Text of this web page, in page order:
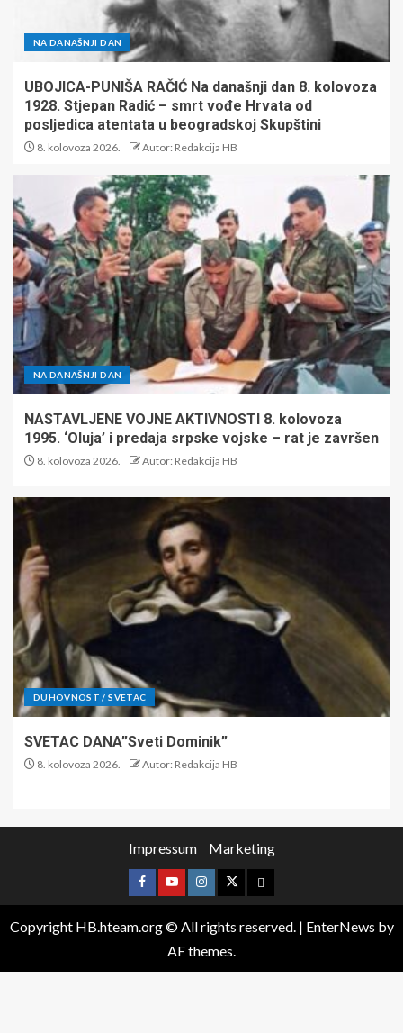
NA DANAŠNJI DAN
UBOJICA-PUNIŠA RAČIĆ Na današnji dan 8. kolovoza
1928. Stjepan Radić – smrt vođe Hrvata od
posljedica atentata u beogradskoj Skupštini
8. kolovoza 2026. Autor: Redakcija HB
NA DANAŠNJI DAN
NASTAVLJENE VOJNE AKTIVNOSTI 8. kolovoza
1995. ‘Oluja’ i predaja srpske vojske – rat je završen
8. kolovoza 2026. Autor: Redakcija HB
DUHOVNOST / SVETAC
SVETAC DANA”Sveti Dominik”
8. kolovoza 2026. Autor: Redakcija HB
Impressum Marketing
Copyright HB.hteam.org © All rights reserved. | EnterNews by
AF themes.